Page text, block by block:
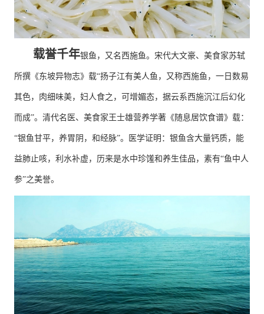
载誉千年银鱼，又名西施鱼。宋代大文豪、美食家苏轼
所撰《东坡异物志》载“扬子江有美人鱼，又称西施鱼，一日数易
其色，肉细味美，妇人食之，可增媚态，据云系西施沉江后幻化
而成”。清代名医、美食家王士雄营养学著《随息居饮食谱》载：
“银鱼甘平，养胃阴，和经脉”。医学证明：银鱼含大量钙质，能
益肺止咳，利水补虚，历来是水中珍馐和养生佳品，素有“鱼中人
参”之美誉。